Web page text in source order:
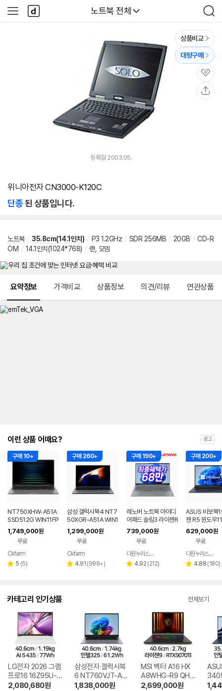
다나와
노트북 전체
검
색
사
이
다
나
와
상품비교
대량구매
관
심
등록월 2003.05.
위니아전자 CN3000-K120C
단종된 상품입니다.
노트북 / 35.8cm(14.1인치) / P3 1.2GHz / SDR 256MB / 20GB / CD-R
OM / 14.1인치(1024*768) / 랜, 모뎀
요약정보 가격비교 상품정보 의견/리뷰 연관상품
이런 상품 어때요? 광고
구매 10+
NT750XHW-A51A
SSD512G WIN11FP
P(버젼UP설치) 삼성
전자 갤럭시북5 노트
1,749,000원
무료
Ckfarm
별 5 리
(5)
구매 260+
삼성 갤럭시북4 NT7
50XGR-A51A WIN1
1 FPP(버젼UP설치)
업무용 학생용 사무용
노트북 문스톤그레이
1,299,000원
무료
페이
Ckfarm
별 4.91 리
(999+)
구매 190+
레노버 노트북 아이디
어패드 슬림3 라이젠R
5 8GB 256GB 윈도
우11
739,000원
무료
페이
다원누리스토어
별 4.92 리
(212)
구매 200+
ASUS 비보북
젠 R5 윈도우
근무 싼 노트북
629,000원
무료
다원누리스토어
별 4.88 리
(180)
카테고리 인기상품 전체보기
LG전자 2026 그램
프로16 16Z95U-G
S5WK
2,080,680원
삼성전자 갤럭시북
6 NT760VJT-A51
A
1,838,000원
MSI 벡터 A16 HX
A8WHG-R9 QHD
+
2,699,000원
9W